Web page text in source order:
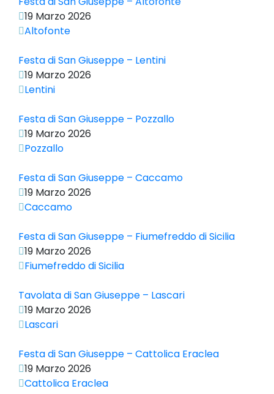
19 Marzo 2026
Altofonte
Festa di San Giuseppe – Lentini
19 Marzo 2026
Lentini
Festa di San Giuseppe – Pozzallo
19 Marzo 2026
Pozzallo
Festa di San Giuseppe – Caccamo
19 Marzo 2026
Caccamo
Festa di San Giuseppe – Fiumefreddo di Sicilia
19 Marzo 2026
Fiumefreddo di Sicilia
Tavolata di San Giuseppe – Lascari
19 Marzo 2026
Lascari
Festa di San Giuseppe – Cattolica Eraclea
19 Marzo 2026
Cattolica Eraclea